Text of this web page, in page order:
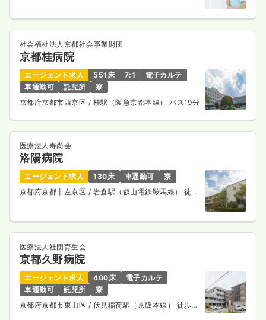
社会福祉法人京都社会事業財団
京都桂病院
エージェント求人 551床 7:1
電子カルテ
車通勤可
託児所
寮
京都府京都市西京区 / 桂駅（阪急京都本線） バス19分
医療法人寿尚会
洛陽病院
エージェント求人 130床 車通勤可
寮
京都府京都市左京区 / 岩倉駅（叡山電鉄鞍馬線） 徒歩
医療法人社団育生会
京都久野病院
エージェント求人 400床
電子カルテ
車通勤可
託児所
寮
京都府京都市東山区 / 伏見稲荷駅（京阪本線） 徒歩5